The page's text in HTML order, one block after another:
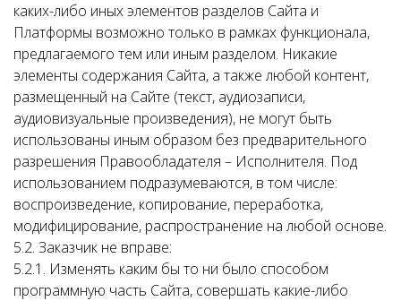
каких-либо иных элементов разделов Сайта и
Платформы возможно только в рамках функционала,
предлагаемого тем или иным разделом. Никакие
элементы содержания Сайта, а также любой контент,
размещенный на Сайте (текст, аудиозаписи,
аудиовизуальные произведения), не могут быть
использованы иным образом без предварительного
разрешения Правообладателя – Исполнителя. Под
использованием подразумеваются, в том числе:
воспроизведение, копирование, переработка,
модифицирование, распространение на любой основе.
5.2. Заказчик не вправе:
5.2.1. Изменять каким бы то ни было способом
программную часть Сайта, совершать какие-либо